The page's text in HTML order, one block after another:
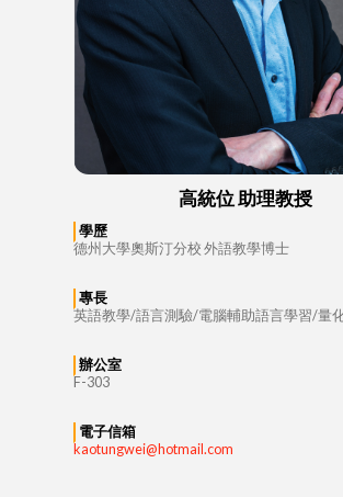
高統位 助理教授
學歷
德州大學奧斯汀分校 外語教學博士
專長
英語教學/語言測驗/電腦輔助語言學習/量
辦公室
F-303
電子信箱
kaotungwei@hotmail.com